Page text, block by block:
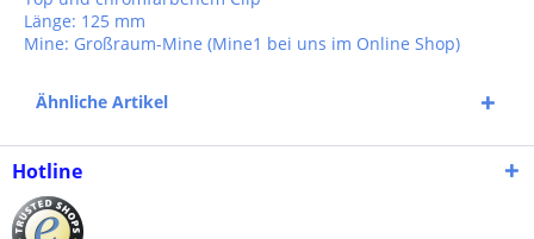
Länge: 125 mm
Mine: Großraum-Mine (Mine1 bei uns im Online Shop)
Ähnliche Artikel
Hotline